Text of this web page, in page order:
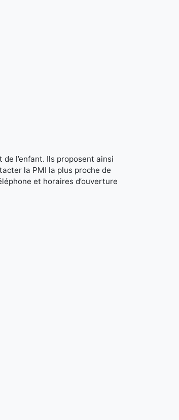
l’enfant. Ils proposent ainsi
la PMI la plus proche de
et horaires d’ouverture